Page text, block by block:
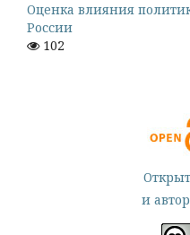
Оценка влияния
России
102
и